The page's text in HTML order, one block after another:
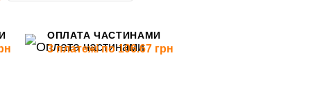
ОПЛАТА ЧАСТИНАМИ
3 платежі по 106.67 грн